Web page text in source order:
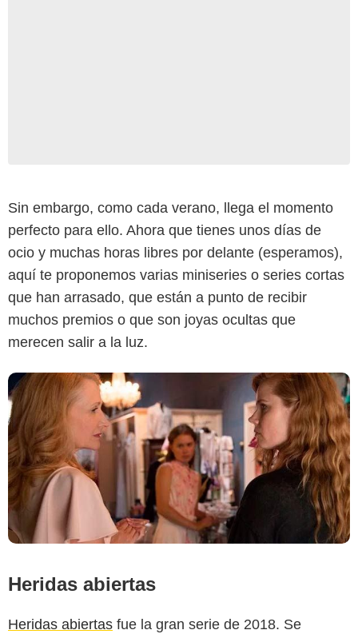
Sin embargo, como cada verano, llega el momento
perfecto para ello. Ahora que tienes unos días de
ocio y muchas horas libres por delante (esperamos),
aquí te proponemos varias miniseries o series cortas
que han arrasado, que están a punto de recibir
muchos premios o que son joyas ocultas que
merecen salir a la luz.
HBO
Heridas abiertas
Heridas abiertas fue la gran serie de 2018. Se